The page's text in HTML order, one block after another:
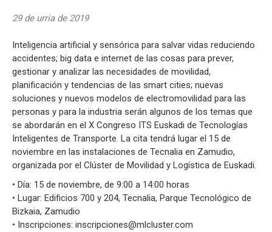
29 de urria de 2019
Inteligencia artificial y sensórica para salvar vidas reduciendo
accidentes; big data e internet de las cosas para prever,
gestionar y analizar las necesidades de movilidad,
planificación y tendencias de las smart cities; nuevas
soluciones y nuevos modelos de electromovilidad para las
personas y para la industria serán algunos de los temas que
se abordarán en el X Congreso ITS Euskadi de Tecnologías
Inteligentes de Transporte. La cita tendrá lugar el 15 de
noviembre en las instalaciones de Tecnalia en Zamudio,
organizada por el Clúster de Movilidad y Logística de Euskadi.
• Día: 15 de noviembre, de 9:00 a 14:00 horas
• Lugar: Edificios 700 y 204, Tecnalia, Parque Tecnológico de
Bizkaia, Zamudio
• Inscripciones: inscripciones@mlcluster.com